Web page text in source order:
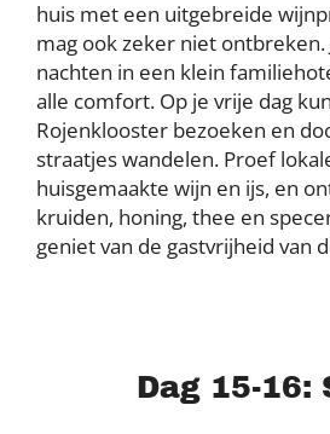
huis met een uitgebreide
mag ook zeker niet
nachten in een klein
alle comfort. Op je vrije dag
Rojenklooster bezoeken en
straatjes wandelen. Proef
huisgemaakte wijn en ijs, en
kruiden, honing, thee en
geniet van de gastvrijheid van
Dag 15-16: